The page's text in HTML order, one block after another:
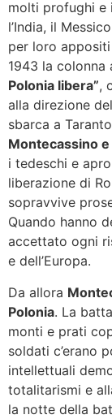
molti profughi e
l’India, il
per loro
1943 la colonna
Polonia libera”,
alla direzione
sbarca a
Montecassino
i tedeschi e
liberazione di
sopravvive
Quando hanno
accettato ogni
e dell’Europa.
Da allora
Polonia. La
monti e prati
soldati c’erano
intellettuali
totalitarismi e
la notte della